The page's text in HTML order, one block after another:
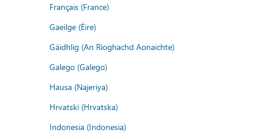
Français (France)
Gaeilge (Éire)
Gàidhlig (An Rìoghachd Aonaichte)
Galego (Galego)
Hausa (Najeriya)
Hrvatski (Hrvatska)
Indonesia (Indonesia)